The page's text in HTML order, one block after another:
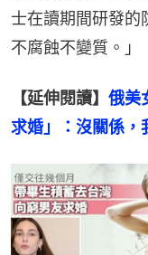
士在讀期間研發的
不腐蝕不變質。」
【延伸閱讀】 俄美
求婚」：沒關係，